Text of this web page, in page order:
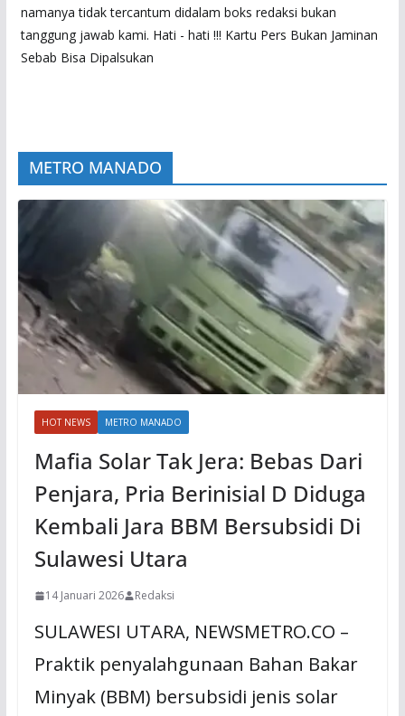
namanya tidak tercantum didalam boks redaksi bukan
tanggung jawab kami. Hati - hati !!! Kartu Pers Bukan Jaminan
Sebab Bisa Dipalsukan
METRO MANADO
HOT NEWS METRO MANADO
Mafia Solar Tak Jera: Bebas Dari
Penjara, Pria Berinisial D Diduga
Kembali Jara BBM Bersubsidi Di
Sulawesi Utara
14 Januari 2026 Redaksi
SULAWESI UTARA, NEWSMETRO.CO –
Praktik penyalahgunaan Bahan Bakar
Minyak (BBM) bersubsidi jenis solar